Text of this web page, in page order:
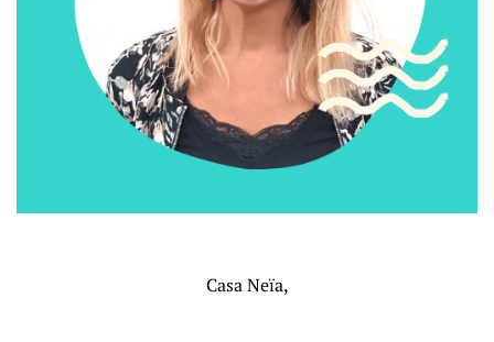
Casa Neïa,